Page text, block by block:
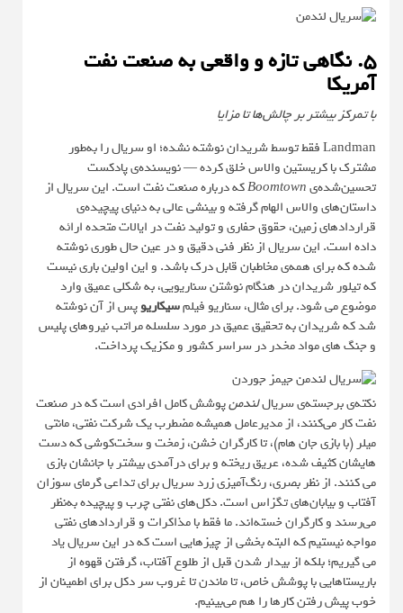
۵. نگاهی تازه و واقعی به صنعت نفت
آمریکا
با تمرکز بیشتر بر چالش‌ها تا مزایا
Landman فقط توسط شریدان نوشته نشده؛ او سریال را به‌طور
مشترک با کریستین والاس خلق کرده — نویسنده‌ی پادکست
تحسین‌شده‌یBoomtownکه درباره صنعت نفت است. این سریال از
داستان‌های والاس الهام گرفته و بینشی عالی به دنیای پیچیده‌ی
قراردادهای زمین، حقوق حفاری و تولید نفت در ایالات متحده ارائه
داده است. این سریال از نظر فنی دقیق و در عین حال طوری نوشته
شده که برای همه‌ی مخاطبان قابل درک باشد. و این اولین باری نیست
که تیلور شریدان در هنگام نوشتن سناریویی، به شکلی عمیق وارد
موضوع می شود. برای مثال، سناریو فیلمسیکاریوپس از آن نوشته
شد که شریدان به تحقیق عمیق در مورد سلسله مراتب نیروهای پلیس
و جنگ های مواد مخدر در سراسر کشور و مکزیک پرداخت.
نکته‌ی برجسته‌ی سریاللندمنپوشش کامل افرادی است که در صنعت
نفت کار می‌کنند، از مدیرعامل همیشه مضطرب یک شرکت نفتی، مانتی
میلر (با بازی جان هام)، تا کارگران خشن، زمخت و سخت‌کوشی که دست
هایشان کثیف شده، عریق ریخته و برای درآمدی بیشتر با جانشان بازی
می کنند. از نظر بصری، رنگ‌آمیزی زرد سریال برای تداعی گرمای سوزان
آفتاب و بیابان‌های تگزاس است. دکل‌های نفتی چرب و پیچیده به‌نظر
می‌رسند و کارگران خسته‌اند. ما فقط با مذاکرات و قراردادهای نفتی
مواجه نیستیم که البته بخشی از چیزهایی است که در این سریال یاد
می گیریم؛ بلکه از بیدار شدن قبل از طلوع آفتاب، گرفتن قهوه از
باریستاهایی با پوشش خاص، تا ماندن تا غروب سر دکل برای اطمینان از
خوب پیش رفتن کارها را هم می‌بینیم.